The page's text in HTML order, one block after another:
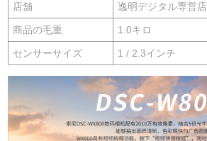
店舗 逸明デジタル専営店
商品の毛重 1.0キロ
センサーサイズ 1 / 2.3インチ